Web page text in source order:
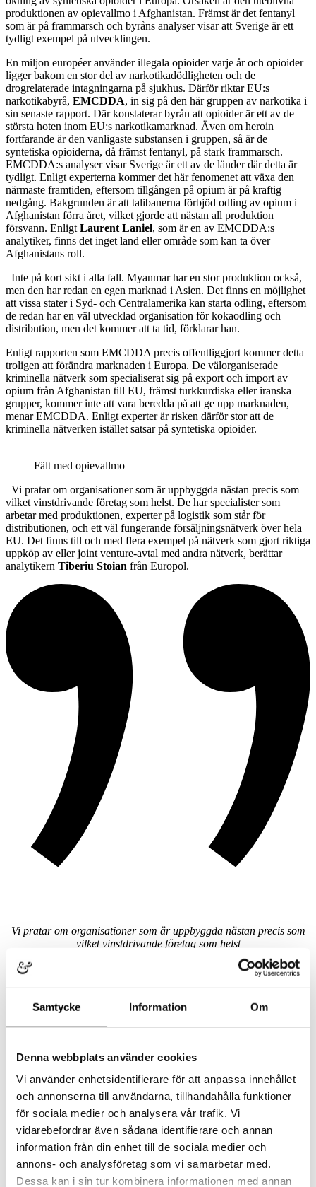
Samtycke Information Om
Denna webbplats använder cookies
Vi använder enhetsidentifierare för att anpassa innehållet
och annonserna till användarna, tillhandahålla funktioner
för sociala medier och analysera vår trafik. Vi
vidarebefordrar även sådana identifierare och annan
information från din enhet till de sociala medier och
annons- och analysföretag som vi samarbetar med.
Dessa kan i sin tur kombinera informationen med annan
produktionen av opievallmo i Afghanistan. Främst är det fentanyl
som är på frammarsch och byråns analyser visar att Sverige är ett
tydligt exempel på utvecklingen.
En miljon européer använder illegala opioider varje år och opioider
ligger bakom en stor del av narkotikadödligheten och de
drogrelaterade intagningarna på sjukhus. Därför riktar EU:s
narkotikabyrå, EMCDDA, in sig på den här gruppen av narkotika i
sin senaste rapport. Där konstaterar byrån att opioider är ett av de
största hoten inom EU:s narkotikamarknad. Även om heroin
fortfarande är den vanligaste substansen i gruppen, så är de
syntetiska opioiderna, då främst fentanyl, på stark frammarsch.
EMCDDA:s analyser visar Sverige är ett av de länder där detta är
tydligt. Enligt experterna kommer det här fenomenet att växa den
närmaste framtiden, eftersom tillgången på opium är på kraftig
nedgång. Bakgrunden är att talibanerna förbjöd odling av opium i
Afghanistan förra året, vilket gjorde att nästan all produktion
försvann. Enligt Laurent Laniel, som är en av EMCDDA:s
analytiker, finns det inget land eller område som kan ta över
Afghanistans roll.
–Inte på kort sikt i alla fall. Myanmar har en stor produktion också,
men den har redan en egen marknad i Asien. Det finns en möjlighet
att vissa stater i Syd- och Centralamerika kan starta odling, eftersom
de redan har en väl utvecklad organisation för kokaodling och
distribution, men det kommer att ta tid, förklarar han.
Enligt rapporten som EMCDDA precis offentliggjort kommer detta
troligen att förändra marknaden i Europa. De välorganiserade
kriminella nätverk som specialiserat sig på export och import av
opium från Afghanistan till EU, främst turkkurdiska eller iranska
grupper, kommer inte att vara beredda på att ge upp marknaden,
menar EMCDDA. Enligt experter är risken därför stor att de
kriminella nätverken istället satsar på syntetiska opioider.
Fält med opievallmo
–Vi pratar om organisationer som är uppbyggda nästan precis som
vilket vinstdrivande företag som helst. De har specialister som
arbetar med produktionen, experter på logistik som står för
distributionen, och ett väl fungerande försäljningsnätverk över hela
EU. Det finns till och med flera exempel på nätverk som gjort riktiga
uppköp av eller joint venture-avtal med andra nätverk, berättar
analytikern Tiberiu Stoian från Europol.
Vi pratar om organisationer som är uppbyggda nästan precis som
vilket vinstdrivande företag som helst